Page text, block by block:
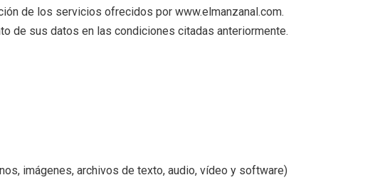
de los servicios ofrecidos por www.elmanzanal.com.
de sus datos en las condiciones citadas anteriormente.
imágenes, archivos de texto, audio, vídeo y software)